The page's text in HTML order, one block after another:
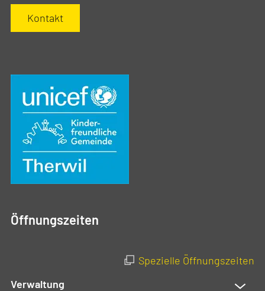
Kontakt
Öffnungszeiten
Spezielle Öffnungszeiten
Verwaltung